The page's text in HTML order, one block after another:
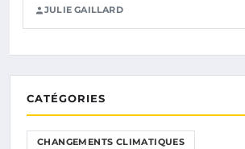
JULIE GAILLARD
CATÉGORIES
CHANGEMENTS CLIMATIQUES